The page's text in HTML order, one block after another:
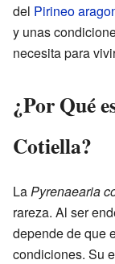
del Pirineo
y unas
necesita para
¿Por Qué
Cotiella?
LaPyrenaearia
rareza. Al ser
depende de que
condiciones. Su